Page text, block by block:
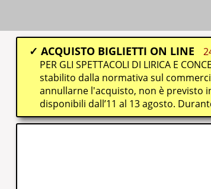
ACQUISTO BIGLIETTI ON LINE
PER GLI SPETTACOLI DI LIRICA E
stabilito dalla normativa sul
annullarne l'acquisto, non è previsto
disponibili dall’11 al 13 agosto.